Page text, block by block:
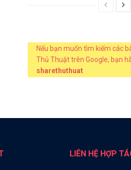
Nếu bạn muốn tìm kiếm các
Thủ Thuật trên Google, bạn
sharethuthuat
LIÊN HỆ HỢP